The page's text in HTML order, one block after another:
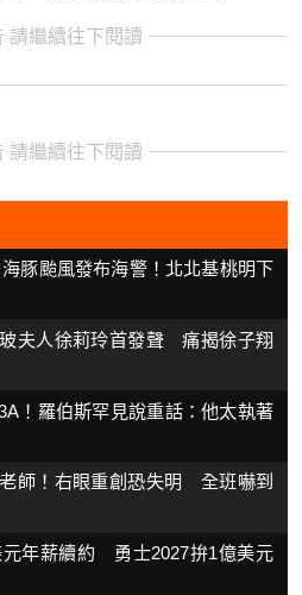
請繼續往下閱讀
請繼續往下閱讀
豚颱風發布海警！北北基桃明下
夫人徐莉玲首發聲 痛揭徐子翔
！羅伯斯罕見說重話：他太執著
師！右眼重創恐失明 全班嚇到
元年薪續約 勇士2027拚1億美元